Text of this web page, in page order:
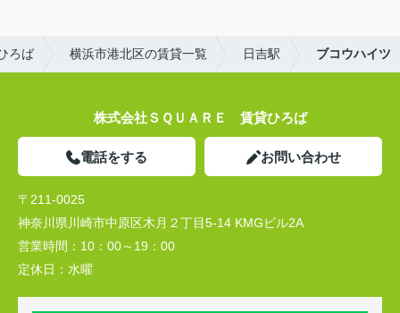
ろば 横浜市港北区の賃貸一覧 日吉駅 ブコウハイツ
株式会社ＳＱＵＡＲＥ 賃貸ひろば
電話をする お問い合わせ
〒211-0025
神奈川県川崎市中原区木月２丁目5-14 KMGビル2A
営業時間： 10：00～19：00
定休日： 水曜